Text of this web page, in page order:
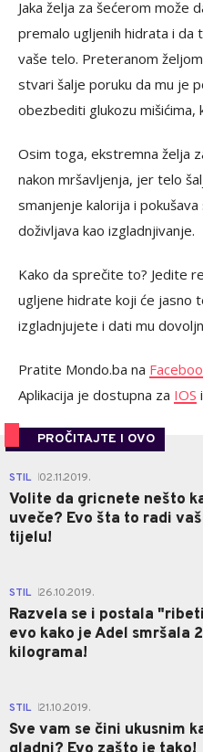
Jaka želja za šećerom može
premalo ugljenih hidrata i
vaše telo. Preteranom
stvari šalje poruku da mu je
obezbediti glukozu mišićima,
Osim toga, ekstremna želja
nakon mršavljenja, jer telo
smanjenje kalorija i
doživljava kao izgladnjivanje.
Kako da sprečite to? Jedite
ugljene hidrate koji će jasno
izgladnjujete i dati mu
Pratite Mondo.ba na
Aplikacija je dostupna za IOS i
PROČITAJTE I OVO
STIL 02.11.2019.
Volite da gricnete nešto
uveče? Evo šta to radi
tijelu!
STIL 26.10.2019.
Razvela se i postala
evo kako je Adel smršala
kilograma!
STIL 21.10.2019.
Sve vam se čini ukusnim